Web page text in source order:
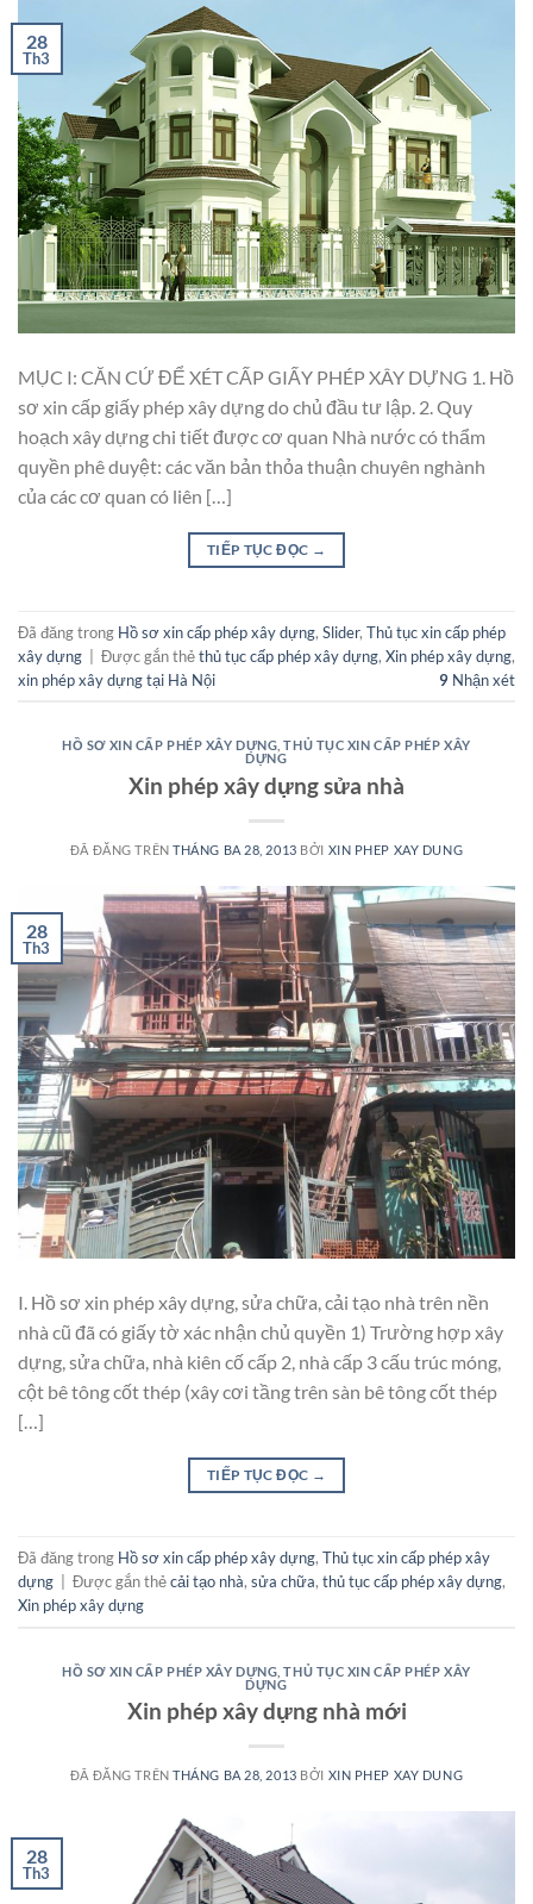
28
Th3
MỤC I: CĂN CỨ ĐỂ XÉT CẤP GIẤY PHÉP XÂY DỰNG 1. Hồ
sơ xin cấp giấy phép xây dựng do chủ đầu tư lập. 2. Quy
hoạch xây dựng chi tiết được cơ quan Nhà nước có thẩm
quyền phê duyệt: các văn bản thỏa thuận chuyên nghành
của các cơ quan có liên […]
TIẾP TỤC ĐỌC →
Đã đăng trong Hồ sơ xin cấp phép xây dựng, Slider, Thủ tục xin cấp phép
xây dựng | Được gắn thẻthủ tục cấp phép xây dựng, Xin phép xây dựng,
xin phép xây dựng tại Hà Nội
9 Nhận xét
HỒ SƠ XIN CẤP PHÉP XÂY DỰNG ,THỦ TỤC XIN CẤP PHÉP XÂY
DỰNG
Xin phép xây dựng sửa nhà
ĐÃ ĐĂNG TRÊNTHÁNG BA 28, 2013 BỞI XIN PHEP XAY DUNG
28
Th3
I. Hồ sơ xin phép xây dựng, sửa chữa, cải tạo nhà trên nền
nhà cũ đã có giấy tờ xác nhận chủ quyền 1) Trường hợp xây
dựng, sửa chữa, nhà kiên cố cấp 2, nhà cấp 3 cấu trúc móng,
cột bê tông cốt thép (xây cơi tầng trên sàn bê tông cốt thép
[…]
TIẾP TỤC ĐỌC →
Đã đăng trong Hồ sơ xin cấp phép xây dựng, Thủ tục xin cấp phép xây
dựng
Được gắn thẻcải tạo nhà, sửa chữa, thủ tục cấp phép xây dựng,
Xin phép xây dựng
HỒ SƠ XIN CẤP PHÉP XÂY DỰNG ,THỦ TỤC XIN CẤP PHÉP XÂY
DỰNG
Xin phép xây dựng nhà mới
ĐÃ ĐĂNG TRÊNTHÁNG BA 28, 2013 BỞI XIN PHEP XAY DUNG
28
Th3